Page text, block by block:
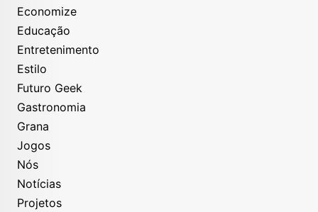
Economize
Educação
Entretenimento
Estilo
Futuro Geek
Gastronomia
Grana
Jogos
Nós
Notícias
Projetos